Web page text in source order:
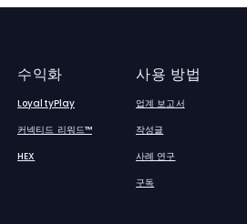
수익화
LoyaltyPlay
커넥티드 리워드™
HEX
사용 방법
업계 보고서
작성글
사례 연구
구독